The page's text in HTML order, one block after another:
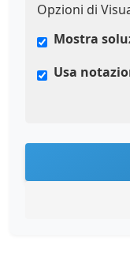
Opzioni di
Mostra
Usa